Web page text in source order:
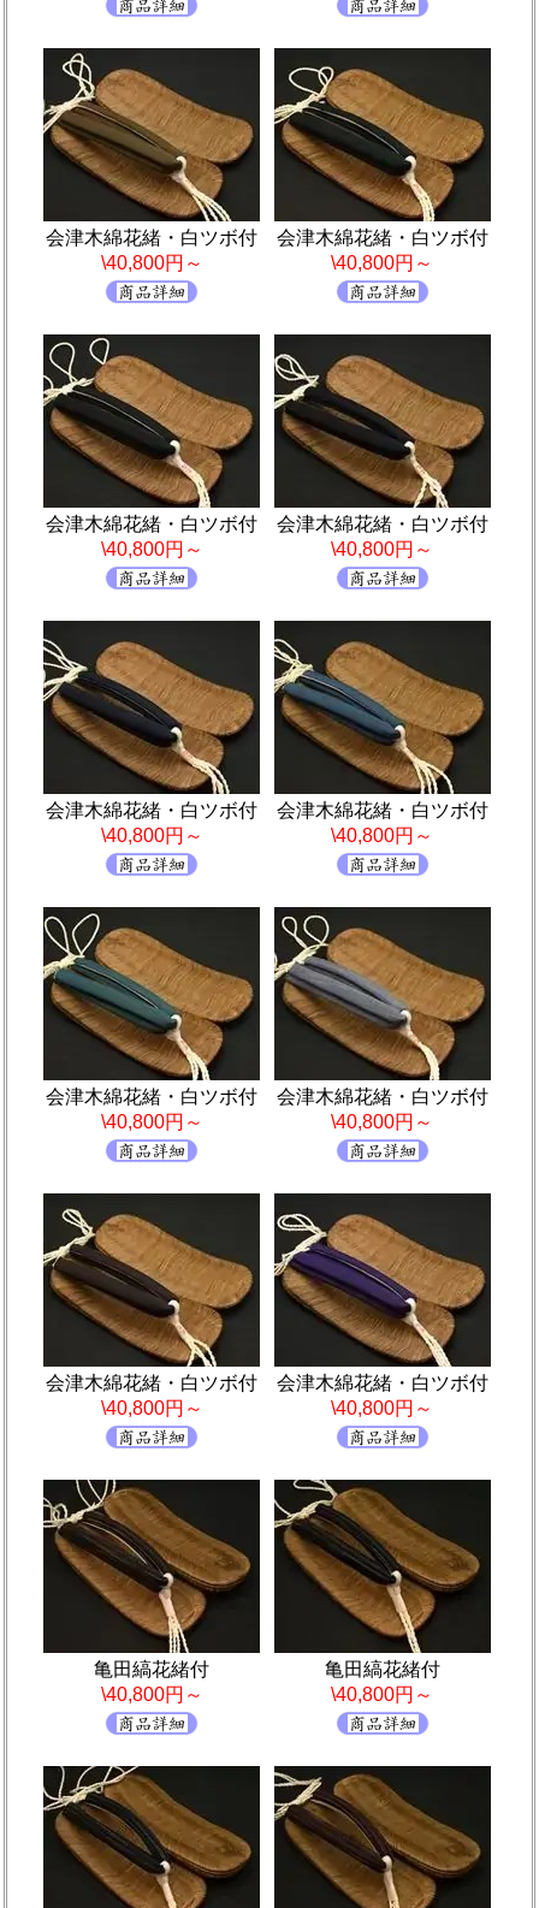
会津木綿花緒・白ツボ付
\40,800円～
会津木綿花緒・白ツボ付
\40,800円～
会津木綿花緒・白ツボ付
\40,800円～
会津木綿花緒・白ツボ付
\40,800円～
会津木綿花緒・白ツボ付
\40,800円～
会津木綿花緒・白ツボ付
\40,800円～
会津木綿花緒・白ツボ付
\40,800円～
会津木綿花緒・白ツボ付
\40,800円～
会津木綿花緒・白ツボ付
\40,800円～
会津木綿花緒・白ツボ付
\40,800円～
亀田縞花緒付
\40,800円～
亀田縞花緒付
\40,800円～